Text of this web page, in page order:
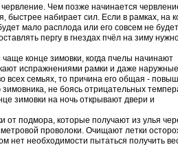
Чем позже начинается
быстрее набирает сил. Если в рамках, на
мало расплода или его совсем не
пергу в гнездах пчёл на зиму
конце зимовки, когда пчелы начинают
испражнениями рамки и даже наружные
всех семьях, то причина его общая -
не боясь отрицательных
зимовки на ночь открывают двери и
подмора, которые получают из улья
проволоки. Очищают летки
нет необходимости пытаться получить